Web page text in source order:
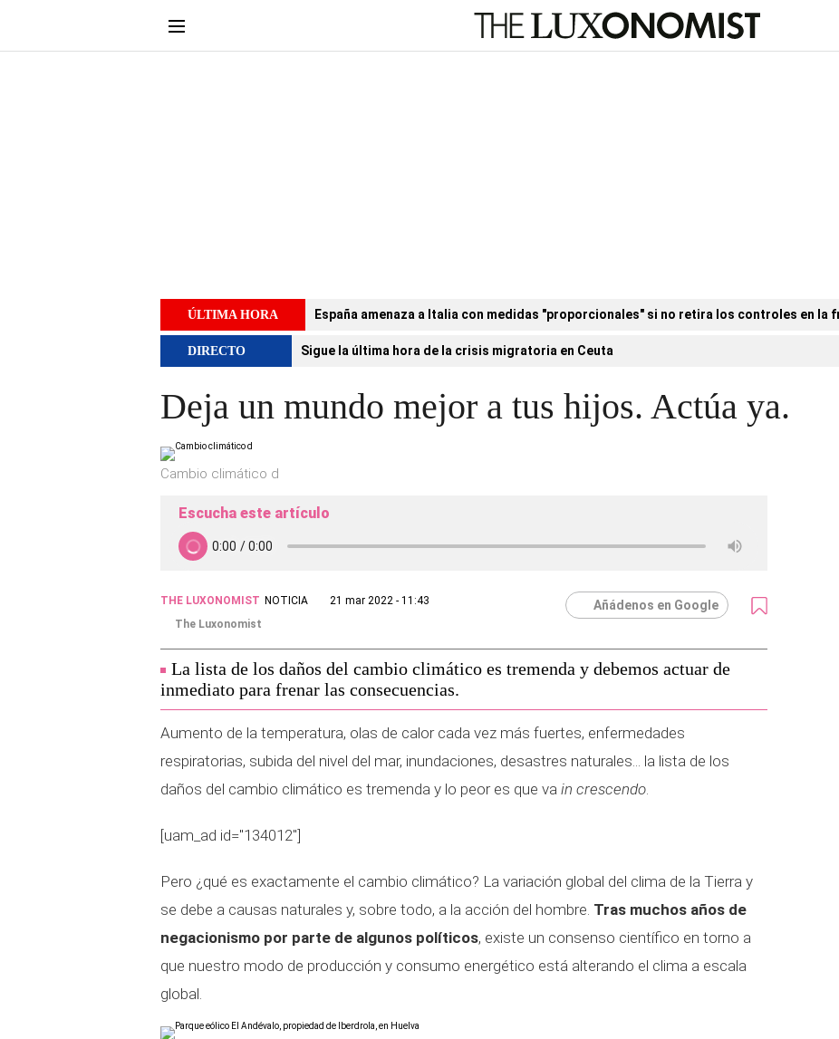
ÚLTIMA HORA España amenaza a Italia con medidas "proporcionales" si no retira los controles en la
DIRECTO Sigue la última hora de la crisis migratoria en Ceuta
Deja un mundo mejor a tus hijos. Actúa ya.
Cambio climático d
Escucha este artículo
THE LUXONOMIST NOTICIA
21 mar 2022 - 11:43
The Luxonomist
Añádenos en Google
La lista de los daños del cambio climático es tremenda y debemos actuar de
inmediato para frenar las consecuencias.
Aumento de la temperatura, olas de calor cada vez más fuertes, enfermedades
respiratorias, subida del nivel del mar, inundaciones, desastres naturales... la lista de los
daños del cambio climático es tremenda y lo peor es que va in crescendo.
[uam_ad id="134012"]
Pero ¿qué es exactamente el cambio climático? La variación global del clima de la Tierra y
se debe a causas naturales y, sobre todo, a la acción del hombre. Tras muchos años de
negacionismo por parte de algunos políticos, existe un consenso científico en torno a
que nuestro modo de producción y consumo energético está alterando el clima a escala
global.